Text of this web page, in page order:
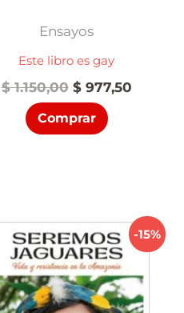
Ensayos
Este libro es gay
$1.150,00 El
precio
original
era:
$977,50El
Comprar
-15%